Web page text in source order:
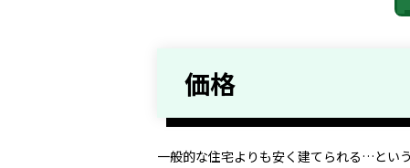
価格
一般的な住宅よりも安く建てられる…とい